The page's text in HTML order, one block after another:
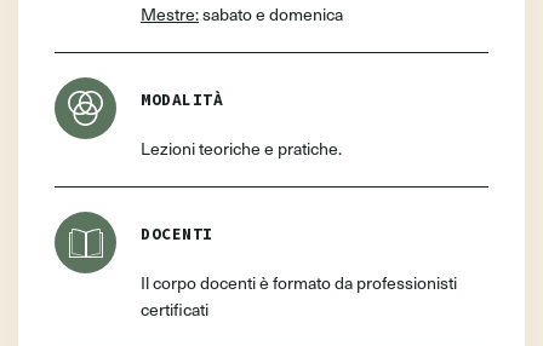
Mestre:sabato e domenica
MODALITÀ
Lezioni teoriche e pratiche.
DOCENTI
Il corpo docenti è formato da professionisti
certificati